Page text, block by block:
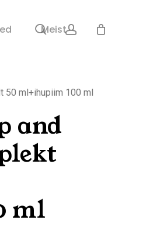
Meist
search account
50 ml+ihupiim 100 ml
and
ml